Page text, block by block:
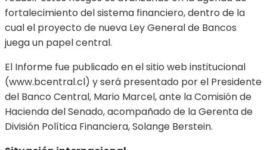
fortalecimiento del sistema financiero, dentro de la
cual el proyecto de nueva Ley General de Bancos
juega un papel central.
El Informe fue publicado en el sitio web institucional
(www.bcentral.cl) y será presentado por el Presidente
del Banco Central, Mario Marcel, ante la Comisión de
Hacienda del Senado, acompañado de la Gerenta de
División Política Financiera, Solange Berstein.